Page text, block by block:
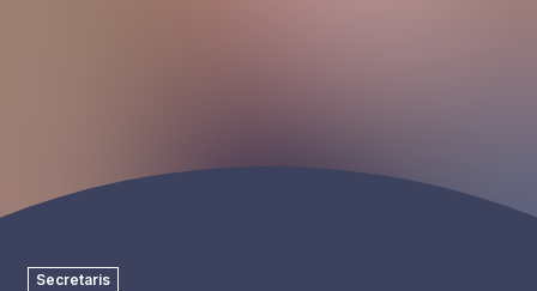
Secretaris